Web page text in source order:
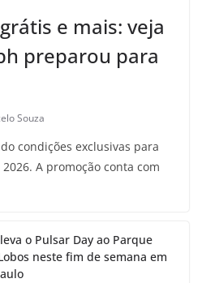
e mais: veja
preparou para
Souza
condições exclusivas para
A promoção conta com
o Pulsar Day ao Parque
neste fim de semana em